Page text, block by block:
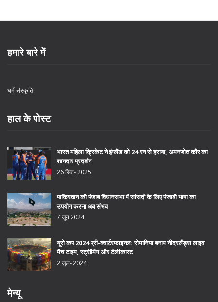
हमारे बारे में
धर्म संस्कृति
हाल के पोस्ट
भारत महिला क्रिकेट ने इंग्लैंड को 24 रन से हराया, अमनजोत कौर का
शानदार प्रदर्शन
26 सित॰ 2025
पाकिस्तान की पंजाब विधानसभा में सांसदों के लिए पंजाबी भाषा का
उपयोग करना अब संभव
7 जून 2024
यूरो कप 2024 प्री-क्वार्टरफाइनल: रोमानिया बनाम नीदरलैंड्स लाइव
मैच टाइम, स्ट्रीमिंग और टेलीकास्ट
2 जुल॰ 2024
मेन्यू